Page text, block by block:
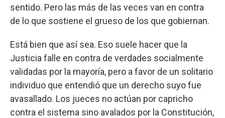
sentido. Pero las más de las veces van en contra
de lo que sostiene el grueso de los que gobiernan.
Está bien que así sea. Eso suele hacer que la
Justicia falle en contra de verdades socialmente
validadas por la mayoría, pero a favor de un solitario
individuo que entendió que un derecho suyo fue
avasallado. Los jueces no actúan por capricho
contra el sistema sino avalados por la Constitución,